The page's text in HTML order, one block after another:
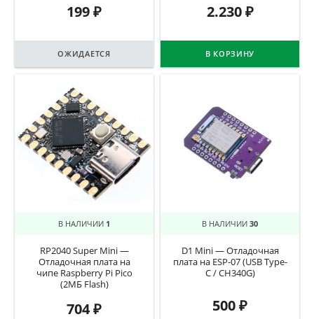
199₽
ОЖИДАЕТСЯ
2.230₽
В КОРЗИНУ
В НАЛИЧИИ 1
RP2040 Super Mini —
Отладочная плата на
чипе Raspberry Pi Pico
(2МБ Flash)
704₽
В НАЛИЧИИ 30
D1 Mini — Отладочная
плата на ESP-07 (USB Type-
C / CH340G)
500₽